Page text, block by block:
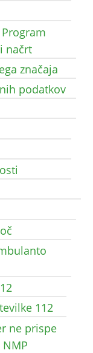
načrt
značaja
podatkov
112
ne prispe